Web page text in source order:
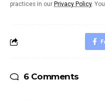
practices in our Privacy Policy.
6 Comments